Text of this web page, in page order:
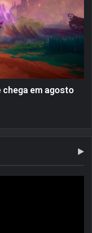
chega em agosto